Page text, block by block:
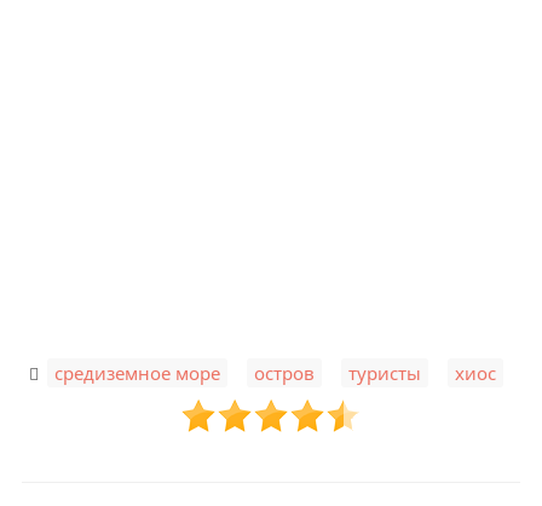
средиземное море остров туристы хиос